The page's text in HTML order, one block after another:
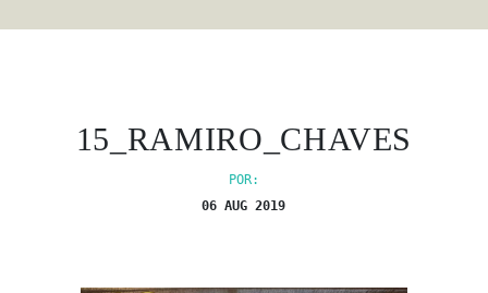
15_RAMIRO_CHAVES
POR:
06 AUG 2019